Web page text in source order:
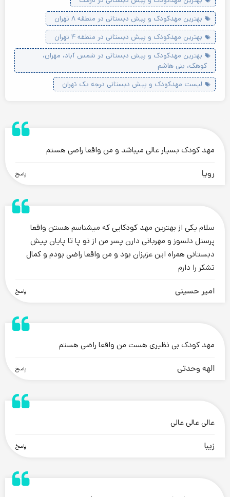
بهترین مهدکودک و پیش دبستانی در منطقه ۸ تهران
بهترین مهدکودک و پیش دبستانی در منطقه ۴ تهران
بهترین مهدکودک و پیش دبستانی در شمس آباد، مهران،
کوهک، بنی هاشم
لیست مهدکودک و پیش دبستانی درجه یک تهران
پاسخ
مهد کودک بسیار عالی میباشد و من واقعا راصی هستم
رویا
پاسخ
.سلام یکی از بهترین مهد کودکایی که میشناسم هستن واقعا
پرسنل دلسوز و مهربانی دارن پسر من از نو پا تا پایان پیش
دبستانی همراه این عزیزان بود و من واقعا راضی بودم و کمال
تشکر را دارم
امیر حسینی
پاسخ
مهد کودک بی نظیری هست من واقعا راضی هستم
الهه وحدتی
پاسخ
عالی عالی عالی
زیبا